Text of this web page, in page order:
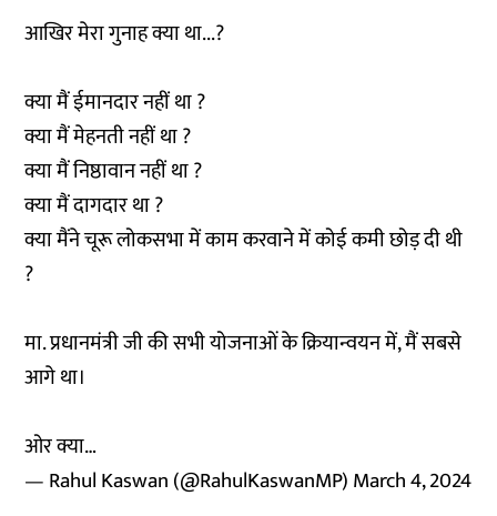
आखिर मेरा गुनाह क्या था...?
क्या मैं ईमानदार नहीं था ?
क्या मैं मेहनती नहीं था ?
क्या मैं निष्ठावान नहीं था ?
क्या मैं दागदार था ?
क्या मैंने चूरू लोकसभा में काम करवाने में कोई कमी छोड़ दी थी
?
मा. प्रधानमंत्री जी की सभी योजनाओं के क्रियान्वयन में, मैं सबसे
आगे था।
ओर क्या…
— Rahul Kaswan (@RahulKaswanMP)March 4, 2024